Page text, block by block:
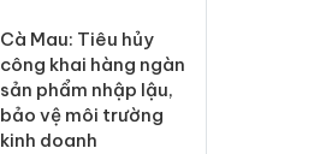
Cà Mau: Tiêu hủy
công khai hàng ngàn
sản phẩm nhập lậu,
bảo vệ môi trường
kinh doanh